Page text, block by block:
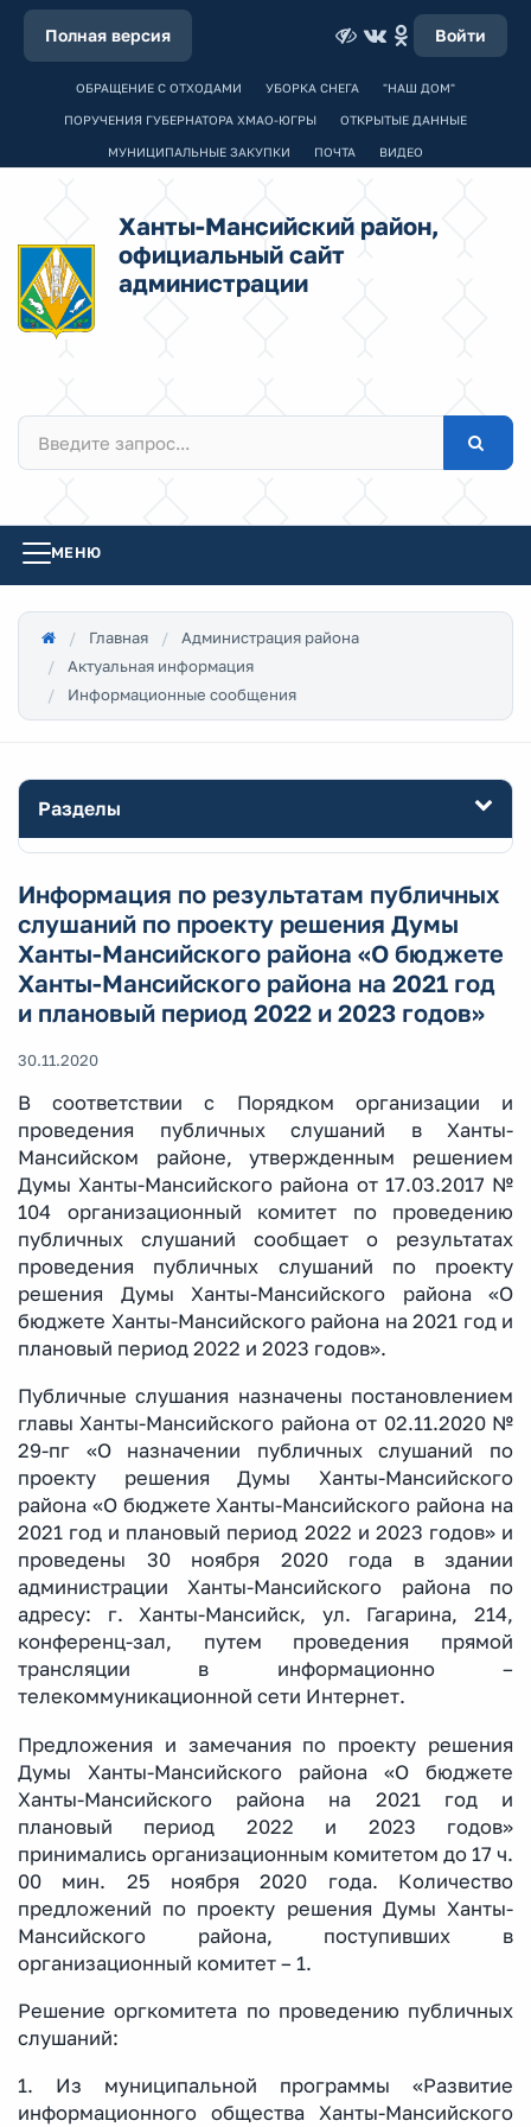
Полная версия Войти
ОБРАЩЕНИЕ С ОТХОДАМИ УБОРКА СНЕГА "НАШ ДОМ"
ПОРУЧЕНИЯ ГУБЕРНАТОРА ХМАО-ЮГРЫ ОТКРЫТЫЕ ДАННЫЕ
МУНИЦИПАЛЬНЫЕ ЗАКУПКИ ПОЧТА ВИДЕО
Ханты-Мансийский район,
официальный сайт
администрации
МЕНЮ
Главная
Администрация района
Актуальная информация
Информационные сообщения
Разделы
Информация по результатам публичных
слушаний по проекту решения Думы
Ханты-Мансийского района «О бюджете
Ханты-Мансийского района на 2021 год
и плановый период 2022 и 2023 годов»
30.11.2020
В соответствии с Порядком организации и
проведения публичных слушаний в Ханты-
Мансийском районе, утвержденным решением
Думы Ханты-Мансийского района от 17.03.2017 №
104 организационный комитет по проведению
публичных слушаний сообщает о результатах
проведения публичных слушаний по проекту
решения Думы Ханты-Мансийского района «О
бюджете Ханты-Мансийского района на 2021 год и
плановый период 2022 и 2023 годов».
Публичные слушания назначены постановлением
главы Ханты-Мансийского района от 02.11.2020 №
29-пг «О назначении публичных слушаний по
проекту решения Думы Ханты-Мансийского
района «О бюджете Ханты-Мансийского района на
2021 год и плановый период 2022 и 2023 годов» и
проведены 30 ноября 2020 года в здании
администрации Ханты-Мансийского района по
адресу: г. Ханты-Мансийск, ул. Гагарина, 214,
конференц-зал, путем проведения прямой
трансляции в информационно –
телекоммуникационной сети Интернет.
Предложения и замечания по проекту решения
Думы Ханты-Мансийского района «О бюджете
Ханты-Мансийского района на 2021 год и
плановый период 2022 и 2023 годов»
принимались организационным комитетом до 17 ч.
00 мин. 25 ноября 2020 года. Количество
предложений по проекту решения Думы Ханты-
Мансийского района, поступивших в
организационный комитет – 1.
Решение оргкомитета по проведению публичных
слушаний:
1. Из муниципальной программы «Развитие
информационного общества Ханты-Мансийского